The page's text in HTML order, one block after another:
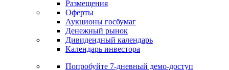
Размещения
Оферты
Аукционы госбумаг
Денежный рынок
Дивидендный календарь
Календарь инвестора
Попробуйте 7-дневный демо-доступ